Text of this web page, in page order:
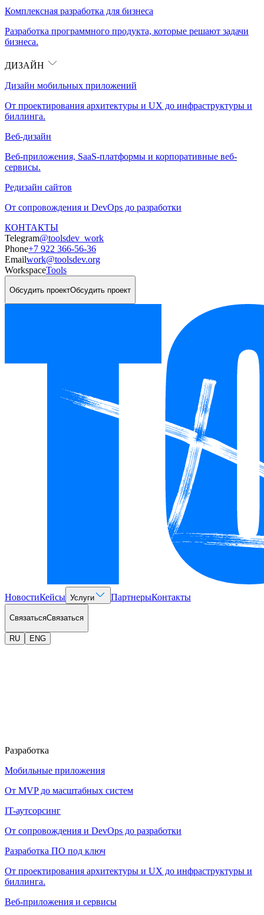
Комплексная разработка для бизнеса
Разработка программного продукта, которые решают задачи
бизнеса.
ДИЗАЙН
Дизайн мобильных приложений
От проектирования архитектуры и UX до инфраструктуры и
биллинга.
Веб-дизайн
Веб-приложения, SaaS-платформы и корпоративные веб-
сервисы.
Редизайн сайтов
От сопровождения и DevOps до разработки
КОНТАКТЫ
Telegram@toolsdev_work
Phone+7 922 366-56-36
Emailwork@toolsdev.org
WorkspaceTools
Обсудить проектОбсудить проект
НовостиКейсы Услуги ПартнерыКонтакты
СвязатьсяСвязаться
RU ENG
Разработка
Мобильные приложения
От MVP до масштабных систем
IT-аутсорсинг
От сопровождения и DevOps до разработки
Разработка ПО под ключ
От проектирования архитектуры и UX до инфраструктуры и
биллинга.
Веб-приложения и сервисы